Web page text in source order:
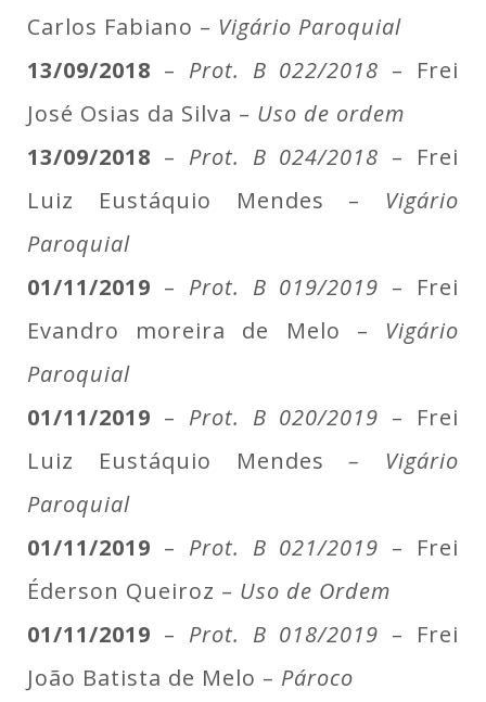
Carlos Fabiano – Vigário Paroquial
13/09/2018 – Prot. B 022/2018 – Frei
José Osias da Silva – Uso de ordem
13/09/2018 – Prot. B 024/2018 – Frei
Luiz Eustáquio Mendes – Vigário
Paroquial
01/11/2019 – Prot. B 019/2019 – Frei
Evandro moreira de Melo – Vigário
Paroquial
01/11/2019 – Prot. B 020/2019 – Frei
Luiz Eustáquio Mendes– Vigário
Paroquial
01/11/2019 – Prot. B 021/2019 – Frei
Éderson Queiroz – Uso de Ordem
01/11/2019 – Prot. B 018/2019 – Frei
João Batista de Melo – Pároco